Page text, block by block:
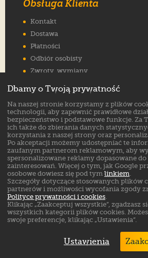
Obsługa Klienta
Kontakt
Dostawa
Płatności
Odbiór osobisty
Zwroty, wymiany
Jak wybrać rozmiar
FAQ
Znajdź nas na:
Markowe buty sklep online. ©
Created by:
Dbamy o Twoją prywatność
Na naszej stronie korzystamy z plików
technologii, aby zapewnić prawidłowe
bezpieczeństwo i podstawowe funkcje. Za
ich także do zbierania danych
korzystania z naszej strony oraz
Po akceptacji możemy udostępniać te
zaufanym partnerom reklamowym, aby
spersonalizowane reklamy dopasowane
zainteresowań. Więcej o tym, jak Google
osobowe dowiesz się pod tym linkiem.
Szczegóły dotyczące stosowanych plików
partnerów i możliwości wycofania zgody
Polityce prywatności i cookies.
Klikając „Zaakceptuj wszystkie”, zgadzasz
wszystkich kategorii plików cookies.
swoje preferencje, klikając „Ustawienia”.
Ustawienia